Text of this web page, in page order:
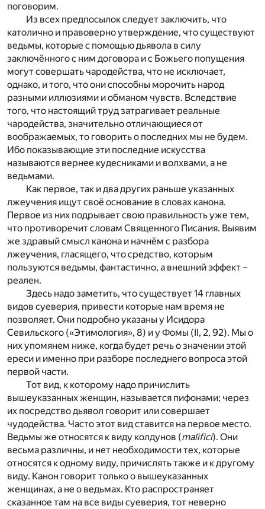
поговорим.
Из всех предпосылок следует заключить, что
католично и правоверно утверждение, что существуют
ведьмы, которые с помощью дьявола в силу
заключённого с ним договора и с Божьего попущения
могут совершать чародейства, что не исключает,
однако, и того, что они способны морочить народ
разными иллюзиями и обманом чувств. Вследствие
того, что настоящий труд затрагивает реальные
чародейства, значительно отличающиеся от
воображаемых, то говорить о последних мы не будем.
Ибо показывающие эти последние искусства
называются вернее кудесниками и волхвами, а не
ведьмами.
Как первое, так и два других раньше указанных
лжеучения ищут своё основание в словах канона.
Первое из них подрывает свою правильность уже тем,
что противоречит словам Священного Писания. Выявим
же здравый смысл канона и начнём с разбора
лжеучения, гласящего, что средство, которым
пользуются ведьмы, фантастично, а внешний эффект –
реален.
Здесь надо заметить, что существует 14 главных
видов суеверия, привести которые нам время не
позволяет. Они подробно указаны у Исидора
Севильского («Этимология», 8) и у Фомы (II, 2, 92). Мы о
них упомянем ниже, когда будет речь о значении этой
ереси и именно при разборе последнего вопроса этой
первой части.
Тот вид, к которому надо причислить
вышеуказанных женщин, называется пифонами; через
их посредство дьявол говорит или совершает
чудодейства. Часто этот вид ставится на первое место.
Ведьмы же относятся к виду колдунов (malifici). Они
весьма различны, и нет необходимости тех, которые
относятся к одному виду, причислять также и к другому
виду. Канон говорит только о вышеуказанных
женщинах, а не о ведьмах. Кто распространяет
сказанное там на все виды суеверия, тот неверно